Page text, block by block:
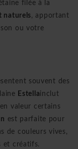
filée à la
naturels, apportant
ou votre
souvent des
Estellainclut
valeur certains
est parfaite pour
de couleurs vives,
et créatifs.